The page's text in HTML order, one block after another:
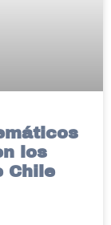
los
Chile